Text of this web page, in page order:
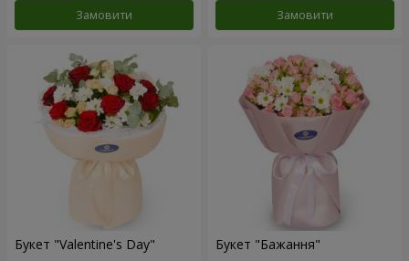
Замовити Замовити
Букет "Valentine's Day" Букет "Бажання"